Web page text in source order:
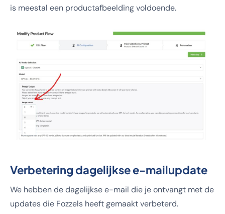
is meestal een productafbeelding voldoende.
Verbetering dagelijkse e-mailupdate
We hebben de dagelijkse e-mail die je ontvangt met de
updates die Fozzels heeft gemaakt verbeterd.